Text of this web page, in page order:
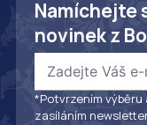
Namíchejte
novinek z
*Potvrzením
zasíláním